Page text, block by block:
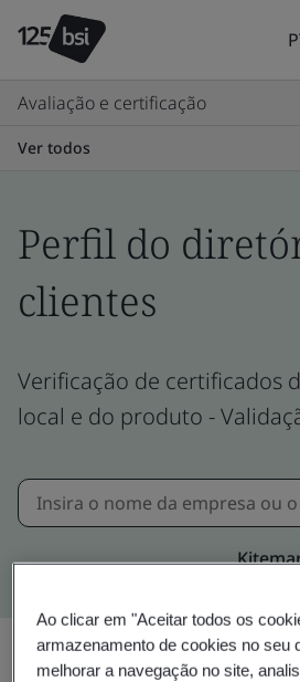
Avaliação e certificação
Ver todos
Perfil do
clientes
Verificação de certificados
local e do produto -
Ao clicar em "Aceitar todos os
armazenamento de cookies no seu
melhorar a navegação no site,